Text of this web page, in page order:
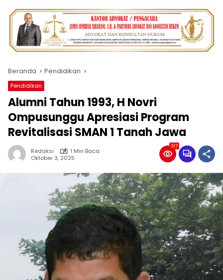
Beranda Pendidikan
Pendidikan
Alumni Tahun 1993, H Novri
Ompusunggu Apresiasi Program
Revitalisasi SMAN 1 Tanah Jawa
Redaksi
1 Min Baca
Oktober 3, 2025
317